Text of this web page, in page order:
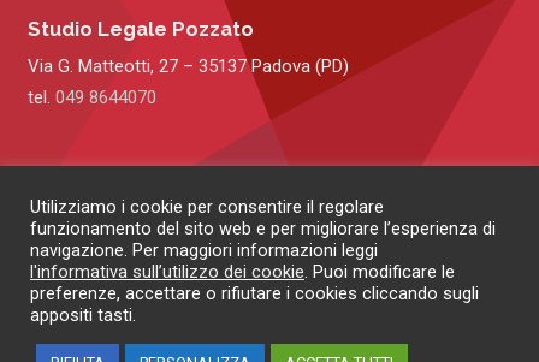
Studio Legale Pozzato
Via G. Matteotti, 27 – 35137 Padova (PD)
tel. 049 8644070
Disclaimer| Cookie Policy| Privacy Policy
© 2019 – Filippo Pozzato –All rights reserved – P.IVA 04147650289
Utilizziamo i cookie per consentire il regolare
funzionamento del sito web e per migliorare l’esperienza di
navigazione. Per maggiori informazioni leggi
l'informativa sull’utilizzo dei cookie. Puoi modificare le
preferenze, accettare o rifiutare i cookies cliccando sugli
appositi tasti.